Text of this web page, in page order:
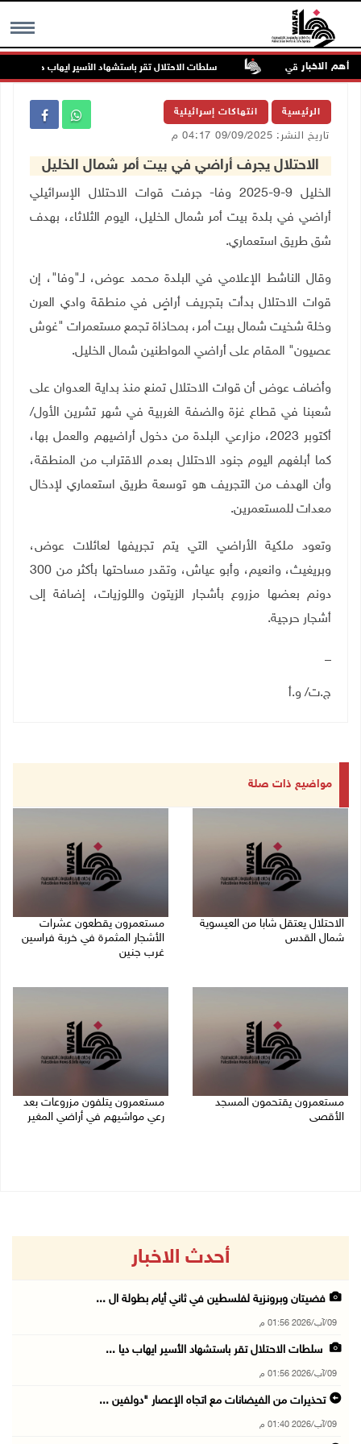
MENU أهم الاخبار
الصين الشرقي سلطات الاحتلال تقر باستشهاد الأسير ايهاب دياب من
الرئيسية انتهاكات إسرائيلية
تاريخ النشر: 09/09/2025 04:17 م
الاحتلال يجرف أراضي في بيت أمر شمال الخليل
الخليل 9-9-2025 وفا- جرفت قوات الاحتلال الإسرائيلي
أراضي في بلدة بيت أمر شمال الخليل، اليوم الثلاثاء، بهدف
شق طريق استعماري.
وقال الناشط الإعلامي في البلدة محمد عوض، لـ"وفا"، إن
قوات الاحتلال بدأت بتجريف أراضٍ في منطقة وادي العرن
وخلة شخيت شمال بيت أمر، بمحاذاة تجمع مستعمرات "غوش
عصيون" المقام على أراضي المواطنين شمال الخليل.
وأضاف عوض أن قوات الاحتلال تمنع منذ بداية العدوان على
شعبنا في قطاع غزة والضفة الغربية في شهر تشرين الأول/
أكتوبر 2023، مزارعي البلدة من دخول أراضيهم والعمل بها،
كما أبلغهم اليوم جنود الاحتلال بعدم الاقتراب من المنطقة،
وأن الهدف من التجريف هو توسعة طريق استعماري لإدخال
معدات للمستعمرين.
وتعود ملكية الأراضي التي يتم تجريفها لعائلات عوض،
وبريغيث، وانعيم، وأبو عياش، وتقدر مساحتها بأكثر من 300
دونم بعضها مزروع بأشجار الزيتون واللوزيات، إضافة إلى
أشجار حرجية.
ج.ت/ و.أ
مواضيع ذات صلة
الاحتلال يعتقل شابا من العيسوية
شمال القدس
مستعمرون يقطعون عشرات
الأشجار المثمرة في خربة فراسين
غرب جنين
مستعمرون يقتحمون المسجد
الأقصى
مستعمرون يتلفون مزروعات بعد
رعي مواشيهم في أراضي المغير
أحدث الاخبار
فضيتان وبرونزية لفلسطين في ثاني أيام بطولة ال ...
09/آب/2026 01:56 م
سلطات الاحتلال تقر باستشهاد الأسير ايهاب ديا ...
09/آب/2026 01:56 م
تحذيرات من الفيضانات مع اتجاه الإعصار "دولفين ...
09/آب/2026 01:40 م